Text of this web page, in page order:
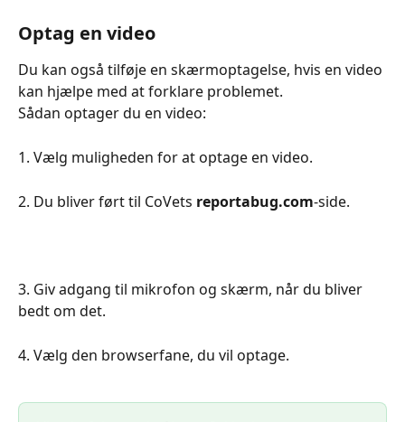
Optag en video
Du kan også tilføje en skærmoptagelse, hvis en video
kan hjælpe med at forklare problemet.
Sådan optager du en video:
1. Vælg muligheden for at optage en video.
2. Du bliver ført til CoVets reportabug.com-side.
3. Giv adgang til mikrofon og skærm, når du bliver
bedt om det.
4. Vælg den browserfane, du vil optage.